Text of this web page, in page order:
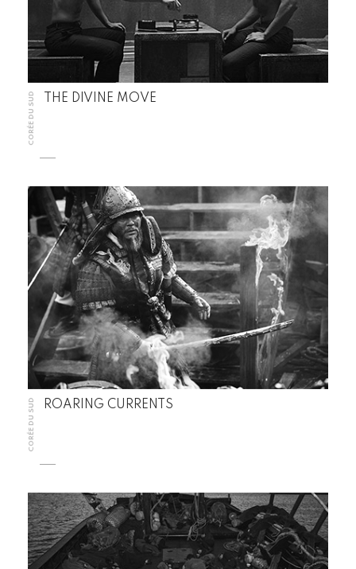
CORÉE DU SUD THE DIVINE MOVE
CORÉE DU SUD ROARING CURRENTS